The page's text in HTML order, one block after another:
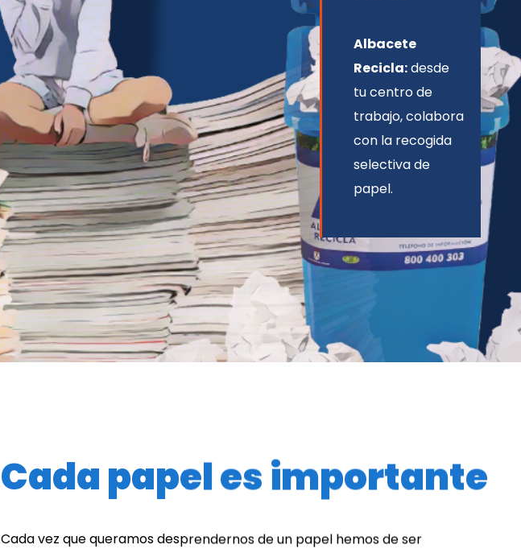
Albacete
Recicla:desde
tu centro de
trabajo, colabora
con la recogida
selectiva de
papel.
Cada papel es importante
Cada vez que queramos desprendernos de un papel hemos de ser